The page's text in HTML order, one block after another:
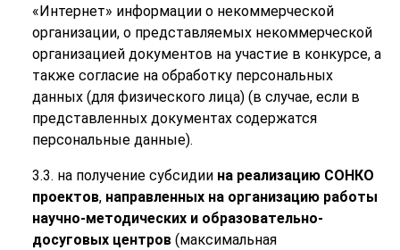
«Интернет» информации о некоммерческой
организации, о представляемых некоммерческой
организацией документов на участие в конкурсе, а
также согласие на обработку персональных
данных (для физического лица) (в случае, если в
представленных документах содержатся
персональные данные).
3.3. на получение субсидии на реализацию СОНКО
проектов, направленных на организацию работы
научно-методических и образовательно-
досуговых центров(максимальная